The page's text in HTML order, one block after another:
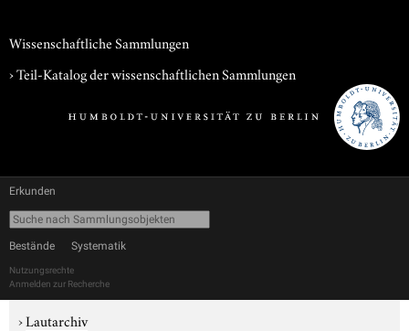
Wissenschaftliche Sammlungen
› Teil-Katalog der wissenschaftlichen Sammlungen
Erkunden
Bestände Systematik
Nutzungsrechte
Anmelden zur Recherche
›Lautarchiv